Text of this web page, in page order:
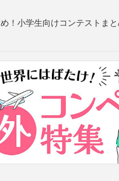
！小学生向けコンテストま